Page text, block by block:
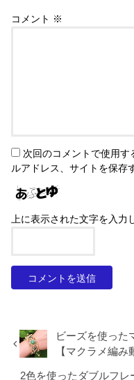
コメント ※
次回のコメントで使用
ルアドレス、サイトを保存
上に表示された文字を入力
ビーズを使った
【マクラメ編み
2色を使ったダブルフ